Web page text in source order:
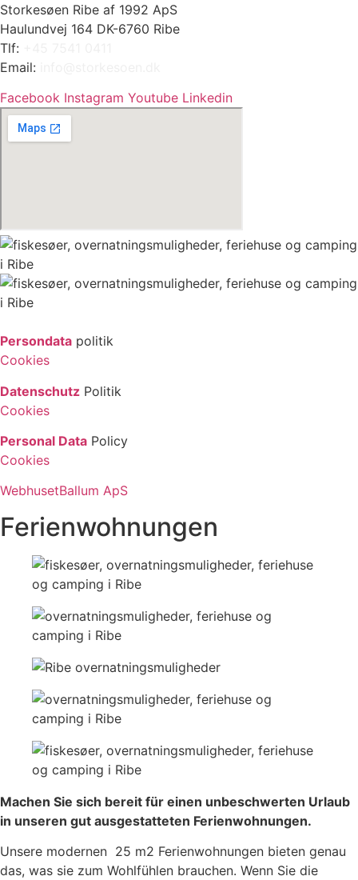
Storkesøen Ribe af 1992 ApS
Haulundvej 164 DK-6760 Ribe
Tlf:
Email:
Facebook Instagram Youtube Linkedin
Persondata politik
Cookies
Datenschutz Politik
Cookies
Personal Data Policy
Cookies
WebhusetBallum ApS
Ferienwohnungen
Machen Sie sich bereit für einen unbeschwerten Urlaub
in unseren gut ausgestatteten Ferienwohnungen.
Unsere modernen 25 m2 Ferienwohnungen bieten genau
das, was sie zum Wohlfühlen brauchen. Wenn Sie die